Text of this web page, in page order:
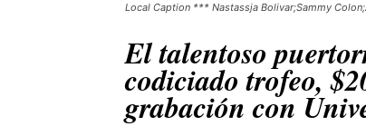
Local Caption *** Nastassja Bolivar;Sammy
El talentoso
codiciado trofeo,
grabación con